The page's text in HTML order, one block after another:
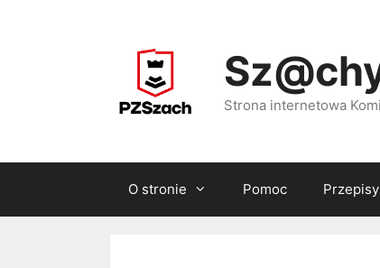
Strona internetowa
O stronie Pomoc Przepisy